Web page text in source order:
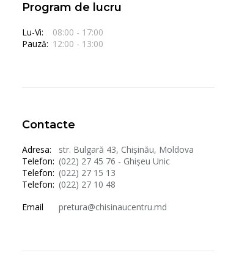
Program de lucru
Lu-Vi:
08:00 - 17:00
Pauză: 12:00 - 13:00
Contacte
Adresa:
str. Bulgară 43, Chișinău, Moldova
Telefon: (022) 27 45 76 - Ghișeu Unic
Telefon: (022) 27 15 13
Telefon: (022) 27 10 48
Email
pretura@chisinaucentru.md